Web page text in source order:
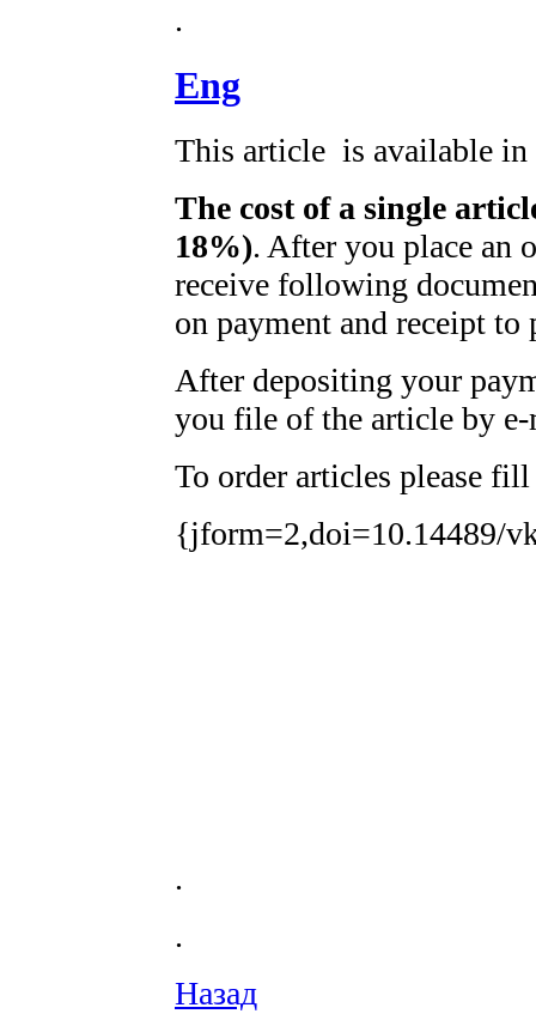
.
Eng
This article is available
The cost of a single
18%). After you place an
receive following
on payment and receipt to
After depositing your
you file of the article by
To order articles please
{jform=2,doi=10.14489/
.
.
Назад